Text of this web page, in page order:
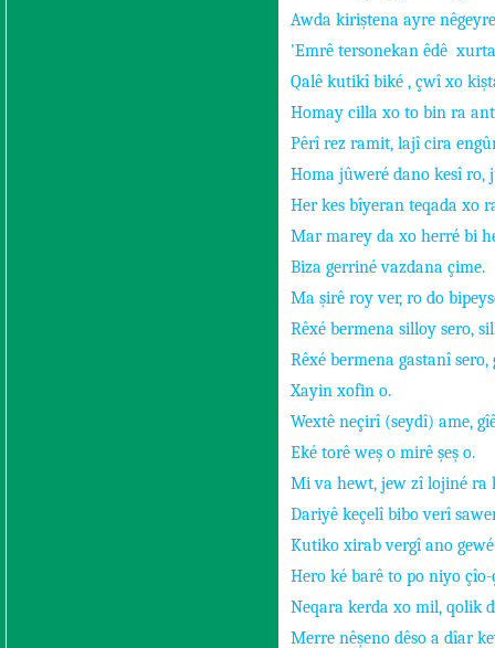
Awda kiriştena ayre
'Emrê tersonekan êdê
Qalê kutikî biké , çwî xo
Homay cilla xo to bin ra
Pêrî rez ramit, lajî cira
Homa jûweré dano kesî ro,
Her kes bîyeran teqada xo
Mar marey da xo herré bi
Biza gerriné vazdana çime.
Ma şirê roy ver, ro do
Rêxé bermena silloy sero,
Rêxé bermena gastanî
Xayin xofin o.
Wextê neçirî (seydî) ame,
Eké torê weş o mirê şeş o.
Mi va hewt, jew zî lojiné ra
Dariyê keçelî bibo verî
Kutiko xirab vergî ano gewé
Hero ké barê to po niyo çîo-
Neqara kerda xo mil, qolik
Merre nêşeno dêso a dîar